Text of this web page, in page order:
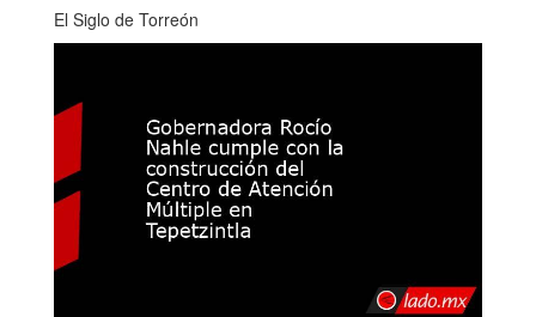
El Siglo de Torreón